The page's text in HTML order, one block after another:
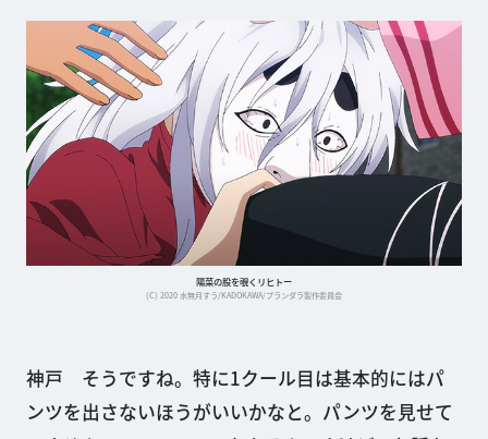
陽菜の股を覗くリヒトー
(C) 2020 水無月すう/KADOKAWA/プランダラ製作委員会
神戸 そうですね。特に1クール目は基本的にはパ
ンツを出さないほうがいいかなと。パンツを見せて